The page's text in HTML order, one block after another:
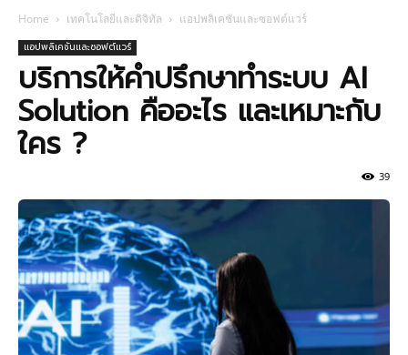
Home เทคโนโลยีและดิจิทัล แอปพลิเคชันและซอฟต์แวร์
แอปพลิเคชันและซอฟต์แวร์
บริการให้คำปรึกษาทำระบบ AI
Solution คืออะไร และเหมาะกับ
ใคร ?
39